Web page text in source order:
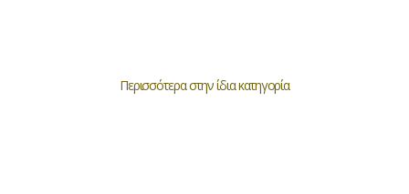
Περισσότερα στην ίδια κατηγορία